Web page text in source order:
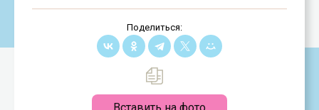
Поделиться: